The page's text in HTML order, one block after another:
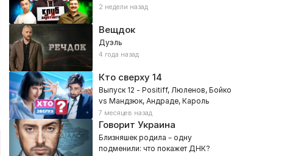
2 недели назад
Вещдок
Дуэль
4 года назад
Кто сверху14
Выпуск 12 - Positiff, Люленов, Бойко
vs Мандзюк, Андраде, Кароль
7 месяцев назад
Говорит Украина
Близняшек родила – одну
подменили: что покажет ДНК?